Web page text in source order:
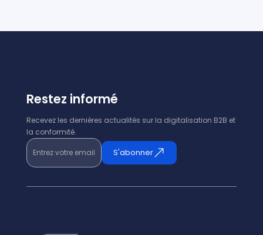
Restez informé
Recevez les dernières actualités sur la digitalisation B2B et
la conformité.
Entrez votre email S'abonner